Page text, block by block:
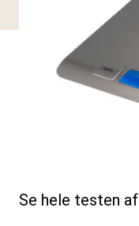
Se hele testen af